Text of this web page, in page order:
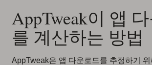
AppTweak이 앱
를 계산하는 방법
AppTweak은 앱 다운로드를 추정하기